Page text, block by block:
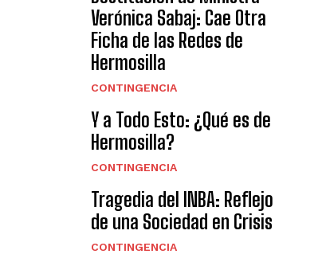
Verónica Sabaj: Cae Otra
Ficha de las Redes de
Hermosilla
CONTINGENCIA
Y a Todo Esto: ¿Qué es de
Hermosilla?
CONTINGENCIA
Tragedia del INBA: Reflejo
de una Sociedad en Crisis
CONTINGENCIA